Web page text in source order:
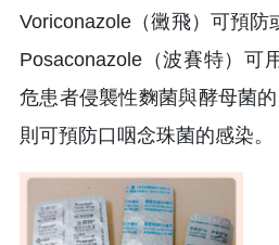
Voriconazole（黴飛）可預防
Posaconazole（波賽特）可
危患者侵襲性麴菌與酵母菌
則可預防口咽念珠菌的感染。